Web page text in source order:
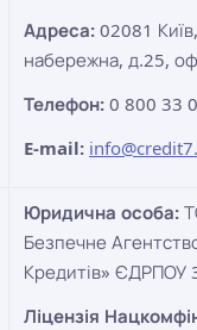
Адреса: 02081
набережна, д.25,
Телефон: 0 800 33
E-mail:
Юридична особа:
Безпечне
Кредитів» ЄДРПОУ
Ліцензія